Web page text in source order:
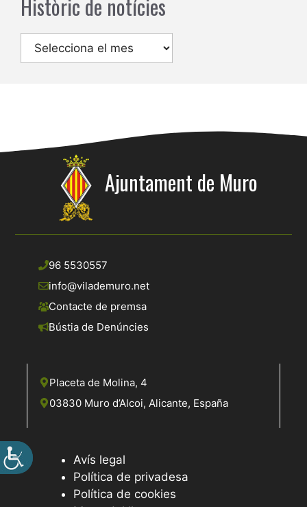
Històric de notícies
Arxius
Ajuntament de Muro
96 5530557
info@vilademuro.net
Contacte de premsa
Bústia de Denúncies
Placeta de Molina, 4
03830 Muro d’Alcoi, Alicante, España
Avís legal
Política de privadesa
Política de cookies